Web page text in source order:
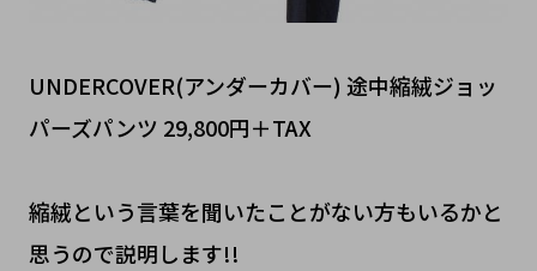
UNDERCOVER(アンダーカバー) 途中縮絨ジョッ
パーズパンツ 29,800円＋TAX
縮絨という言葉を聞いたことがない方もいるかと
思うので説明します!!